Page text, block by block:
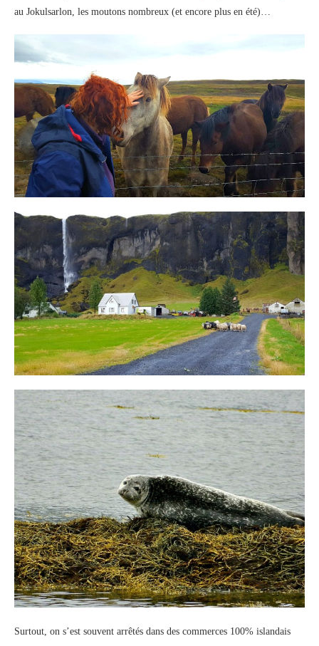
au Jokulsarlon, les moutons nombreux (et encore plus en été)…
Surtout, on s’est souvent arrêtés dans des commerces 100% islandais